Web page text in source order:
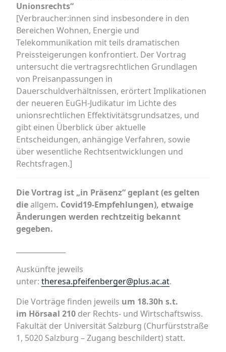
Unionsrechts“
[Verbraucher:innen sind insbesondere in den
Bereichen Wohnen, Energie und
Telekommunikation mit teils dramatischen
Preissteigerungen konfrontiert. Der Vortrag
untersucht die vertragsrechtlichen Grundlagen
von Preisanpassungen in
Dauerschuldverhältnissen, erörtert Implikationen
der neueren EuGH-Judikatur im Lichte des
unionsrechtlichen Effektivitätsgrundsatzes, und
gibt einen Überblick über aktuelle
Entscheidungen, anhängige Verfahren, sowie
über wesentliche Rechtsentwicklungen und
Rechtsfragen.]
Die Vortrag ist „in Präsenz“ geplant(es gelten
dieallgem. Covid19-Empfehlungen), etwaige
Änderungen werden rechtzeitig bekannt
gegeben.
Auskünfte jeweils
unter: theresa.pfeifenberger@plus.ac.at.
Die Vorträge finden jeweils um 18.30h s.t.
im Hörsaal 210 der Rechts- und Wirtschaftswiss.
Fakultät der Universität Salzburg (Churfürststraße
1, 5020 Salzburg – Zugang beschildert) statt.